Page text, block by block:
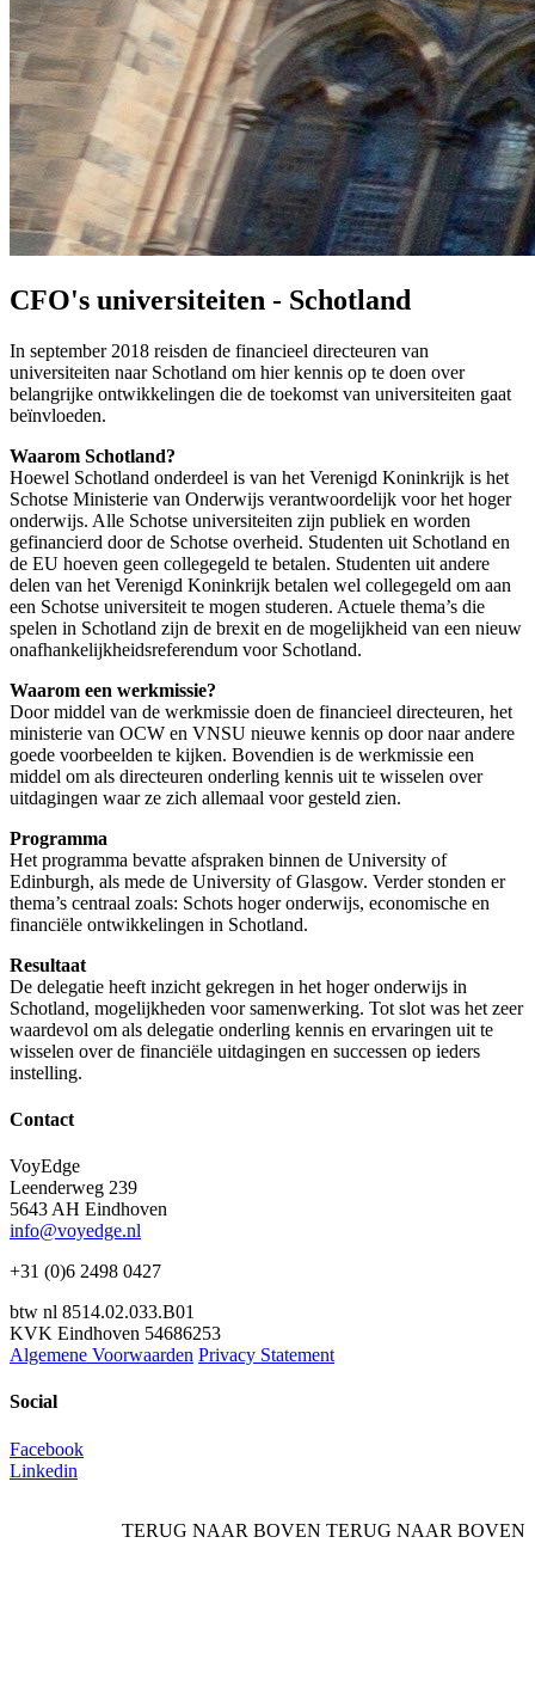
CFO's universiteiten - Schotland
In september 2018 reisden de financieel directeuren van
universiteiten naar Schotland om hier kennis op te doen over
belangrijke ontwikkelingen die de toekomst van universiteiten gaat
beïnvloeden.
Waarom Schotland?
Hoewel Schotland onderdeel is van het Verenigd Koninkrijk is het
Schotse Ministerie van Onderwijs verantwoordelijk voor het hoger
onderwijs. Alle Schotse universiteiten zijn publiek en worden
gefinancierd door de Schotse overheid. Studenten uit Schotland en
de EU hoeven geen collegegeld te betalen. Studenten uit andere
delen van het Verenigd Koninkrijk betalen wel collegegeld om aan
een Schotse universiteit te mogen studeren. Actuele thema’s die
spelen in Schotland zijn de brexit en de mogelijkheid van een nieuw
onafhankelijkheidsreferendum voor Schotland.
Waarom een werkmissie?
Door middel van de werkmissie doen de financieel directeuren, het
ministerie van OCW en VNSU nieuwe kennis op door naar andere
goede voorbeelden te kijken. Bovendien is de werkmissie een
middel om als directeuren onderling kennis uit te wisselen over
uitdagingen waar ze zich allemaal voor gesteld zien.
Programma
Het programma bevatte afspraken binnen de University of
Edinburgh, als mede de University of Glasgow. Verder stonden er
thema’s centraal zoals: Schots hoger onderwijs, economische en
financiële ontwikkelingen in Schotland.
Resultaat
De delegatie heeft inzicht gekregen in het hoger onderwijs in
Schotland, mogelijkheden voor samenwerking. Tot slot was het zeer
waardevol om als delegatie onderling kennis en ervaringen uit te
wisselen over de financiële uitdagingen en successen op ieders
instelling.
Contact
VoyEdge
Leenderweg 239
5643 AH Eindhoven
info@voyedge.nl
+31 (0)6 2498 0427
btw nl 8514.02.033.B01
KVK Eindhoven 54686253
Algemene Voorwaarden Privacy Statement
Social
Facebook
Linkedin
TERUG NAAR BOVEN TERUG NAAR BOVEN